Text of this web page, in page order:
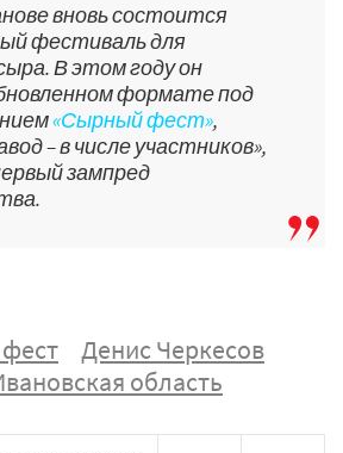
вновь состоится
фестиваль для
В этом году он
формате под
«Сырный фест»,
– в числе участников»,
зампред
Денис Черкесов
область